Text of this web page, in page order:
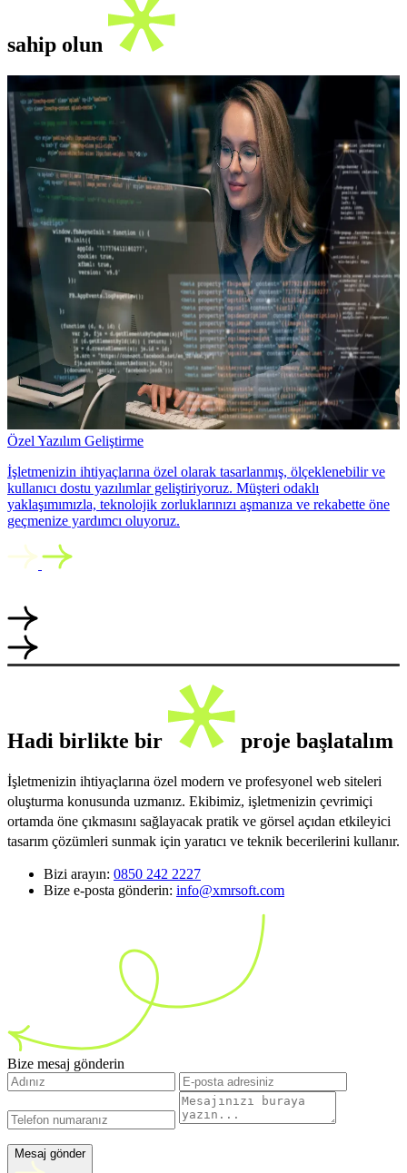
sahip olun
Özel Yazılım Geliştirme
İşletmenizin ihtiyaçlarına özel olarak tasarlanmış, ölçeklenebilir ve
kullanıcı dostu yazılımlar geliştiriyoruz. Müşteri odaklı
yaklaşımımızla, teknolojik zorluklarınızı aşmanıza ve rekabette öne
geçmenize yardımcı oluyoruz.
Hadi birlikte bir proje başlatalım
İşletmenizin ihtiyaçlarına özel modern ve profesyonel web siteleri
oluşturma konusunda uzmanız. Ekibimiz, işletmenizin çevrimiçi
ortamda öne çıkmasını sağlayacak pratik ve görsel açıdan etkileyici
tasarım çözümleri sunmak için yaratıcı ve teknik becerilerini kullanır.
Bizi arayın: 0850 242 2227
Bize e-posta gönderin: info@xmrsoft.com
Bize mesaj gönderin
Mesaj gönder